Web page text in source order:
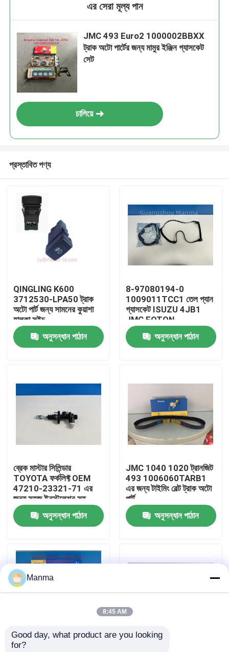
আমাদের সম্পর্কে
মান নিয়ন্ত্রণ
যোগাযোগ করুন
উদ্ধৃতির জন্য আবেদন
ট্রাক অটো পার্ট
ইসুজু ইঞ্জিন যন্ত্রাংশ
এর সেরা মূল্য পান
JMC 493 Euro2 1000002BBXX
ট্রাক অটো পার্টের জন্য মামুর ইঞ্জিন গ্যাসকেট
সেট
চালিয়ে
প্রস্তাবিত পণ্য
QINGLING K600
3712530-LPA50 ট্রাক
অটো পার্ট জন্য সামনের কুয়াশা
হালকা সুইচ
অনুসন্ধান পাঠান
8-97080194-0
1009011TCC1 তেল প্যান
গ্যাসকেট ISUZU 4JB1
JMC FOTON
অনুসন্ধান পাঠান
ব্রেক মাস্টার সিলিন্ডার
TOYOTA ফর্কলিফ্ট OEM
47210-23321-71 এর
জন্য সহজ ইনস্টলেশন সহ
অনুসন্ধান পাঠান
JMC 1040 1020 ট্রানজিট
493 1006060TARB1
এর জন্য টাইমিং বেল্ট ট্রাক অটো
পার্ট
অনুসন্ধান পাঠান
ইসুজু 4JB1-T এবং JAC
Manma
8:45 AM
Good day, what product are you looking
for?